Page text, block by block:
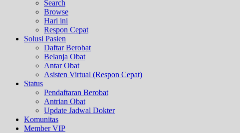
Search
Browse
Hari ini
Respon Cepat
Solusi Pasien
Daftar Berobat
Belanja Obat
Antar Obat
Asisten Virtual (Respon Cepat)
Status
Pendaftaran Berobat
Antrian Obat
Update Jadwal Dokter
Komunitas
Member VIP